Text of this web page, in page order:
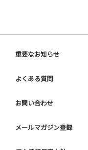
重要なお知らせ
よくある質問
お問い合わせ
メールマガジン登録